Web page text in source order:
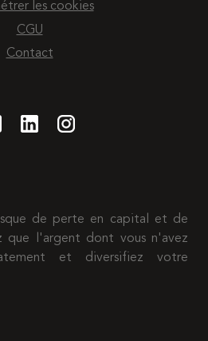
les cookies
CGU
Contact
de perte en capital et de
que l'argent dont vous n'avez
et diversifiez votre